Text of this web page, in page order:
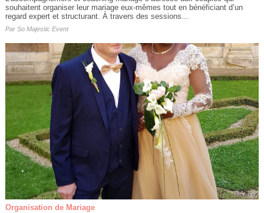
souhaitent organiser leur mariage eux-mêmes tout en bénéficiant d’un
regard expert et structurant. À travers des sessions...
Par So Majestic Event
Organisation de Mariage